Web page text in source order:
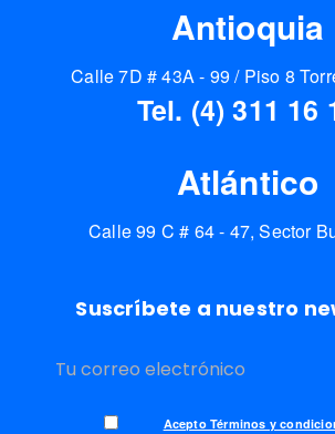
Antioquia
Calle 7D # 43A - 99 / Piso 8
Tel. (4) 311 16
Atlántico
Calle 99 C # 64 - 47, Sector
Suscríbete a nuestro
Acepto Términos y